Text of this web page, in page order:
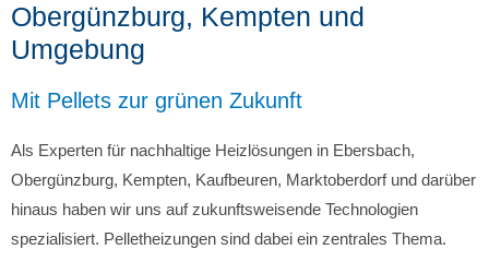
Obergünzburg, Kempten und
Umgebung
Mit Pellets zur grünen Zukunft
Als Experten für nachhaltige Heizlösungen in Ebersbach,
Obergünzburg, Kempten, Kaufbeuren, Marktoberdorf und darüber
hinaus haben wir uns auf zukunftsweisende Technologien
spezialisiert. Pelletheizungen sind dabei ein zentrales Thema.